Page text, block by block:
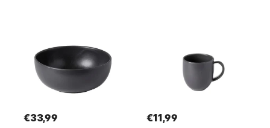
€33,99 €11,99